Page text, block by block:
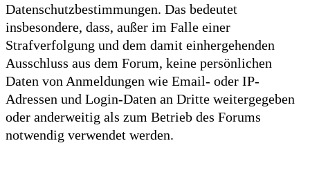
Datenschutzbestimmungen. Das bedeutet
insbesondere, dass, außer im Falle einer
Strafverfolgung und dem damit einhergehenden
Ausschluss aus dem Forum, keine persönlichen
Daten von Anmeldungen wie Email- oder IP-
Adressen und Login-Daten an Dritte weitergegeben
oder anderweitig als zum Betrieb des Forums
notwendig verwendet werden.